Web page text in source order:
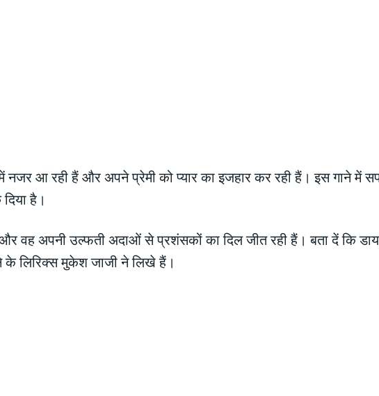
नजर आ रही हैं और अपने प्रेमी को प्यार का इजहार कर रही हैं। इस गाने में
है।
वह अपनी उल्फती अदाओं से प्रशंसकों का दिल जीत रही हैं। बता दें कि
लिरिक्स मुकेश जाजी ने लिखे हैं।